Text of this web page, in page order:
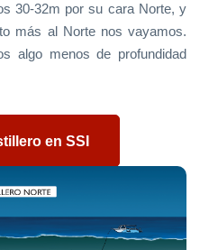
30-32m por su cara Norte, y
más al Norte nos vayamos.
algo menos de profundidad
en SSI